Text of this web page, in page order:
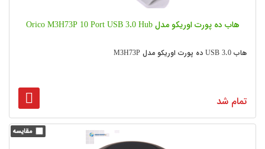
هاب ده پورت اوریکو مدل Orico M3H73P 10 Port USB 3.0 Hub
هاب USB 3.0 ده پورت اوریکو مدل M3H73P
تمام شد